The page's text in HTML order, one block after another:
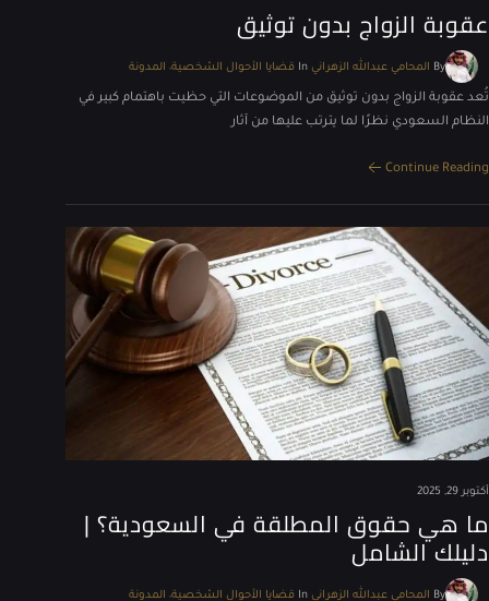
عقوبة الزواج بدون توثيق
By المحامي عبدالله الزهراني In قضايا الأحوال الشخصية المدونة
تُعد عقوبة الزواج بدون توثيق من الموضوعات التي حظيت باهتمام كبير في
النظام السعودي نظرًا لما يترتب عليها من آثار
Continue Reading
أكتوبر 29, 2025
ما هي حقوق المطلقة في السعودية؟ |
دليلك الشامل
By المحامي عبدالله الزهراني In قضايا الأحوال الشخصية المدونة